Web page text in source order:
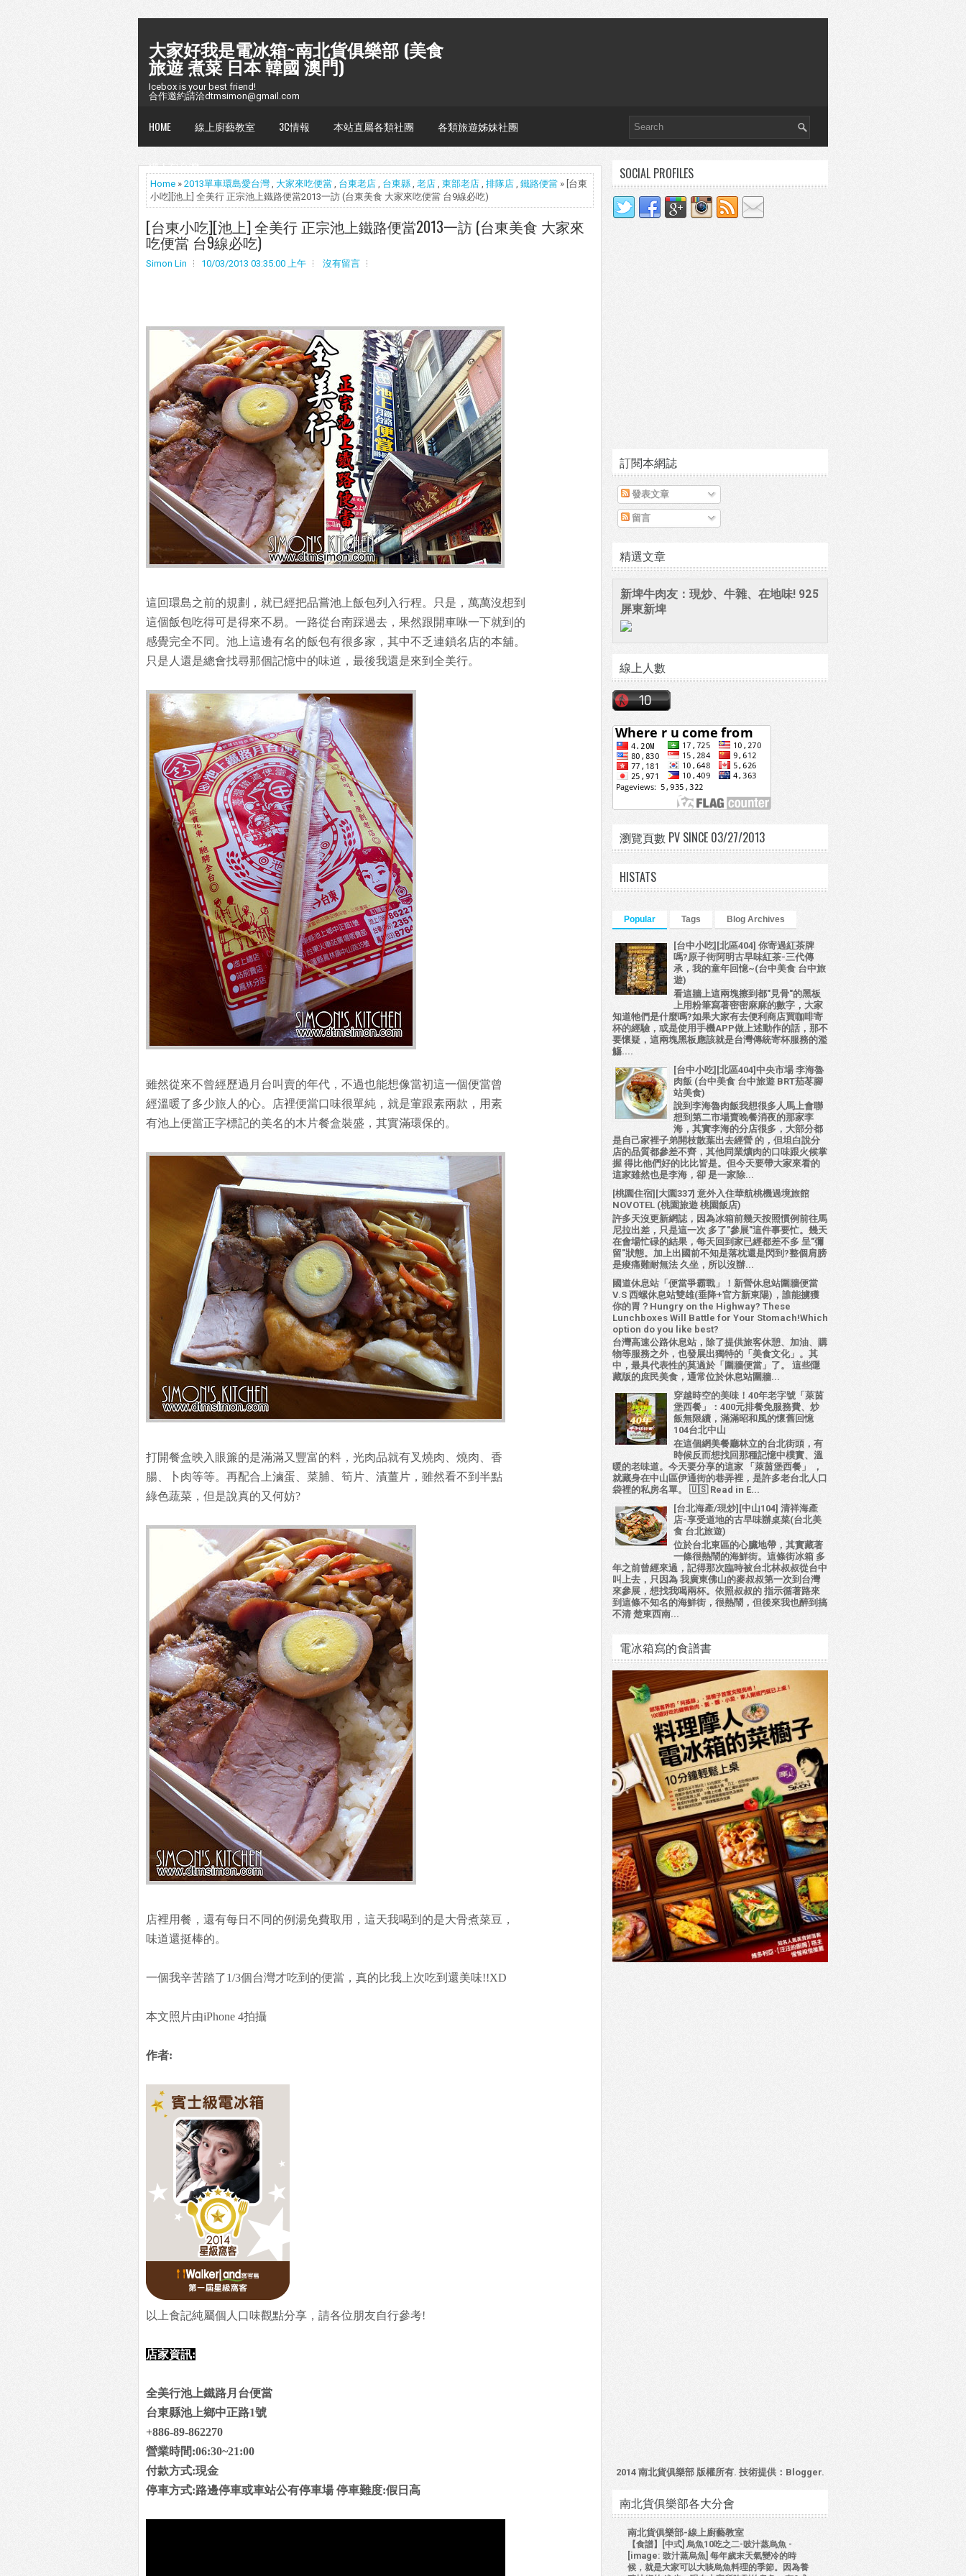
大家好我是電冰箱~南北貨俱樂部 (美食
旅遊 煮菜 日本 韓國 澳門)
Icebox is your best friend!
合作邀約請洽dtmsimon@gmail.com
HOME 線上廚藝教室 3C情報 本站直屬各類社團 各類旅遊姊妹社團
懶人包台灣
Home » 2013單車環島愛台灣 , 大家來吃便當 , 台東老店 , 台東縣 , 老店 , 東部老店 , 排隊店 , 鐵路便當 » [台東
小吃][池上] 全美行 正宗池上鐵路便當2013一訪 (台東美食 大家來吃便當 台9線必吃)
[台東小吃][池上] 全美行 正宗池上鐵路便當2013一訪 (台東美食 大家來
吃便當 台9線必吃)
Simon Lin 10/03/2013 03:35:00 上午 沒有留言
這回環島之前的規劃，就已經把品嘗池上飯包列入行程。只是，萬萬沒想到
這個飯包吃得可是得來不易。一路從台南踩過去，果然跟開車咻一下就到的
感覺完全不同。池上這邊有名的飯包有很多家，其中不乏連鎖名店的本舖。
只是人還是總會找尋那個記憶中的味道，最後我還是來到全美行。
雖然從來不曾經歷過月台叫賣的年代，不過也能想像當初這一個便當曾
經溫暖了多少旅人的心。店裡便當口味很單純，就是葷跟素兩款，用素
有池上便當正字標記的美名的木片餐盒裝盛，其實滿環保的。
打開餐盒映入眼簾的是滿滿又豐富的料，光肉品就有叉燒肉、燒肉、香
腸、卜肉等等。再配合上滷蛋、菜脯、筍片、漬薑片，雖然看不到半點
綠色蔬菜，但是說真的又何妨?
店裡用餐，還有每日不同的例湯免費取用，這天我喝到的是大骨煮菜豆，
味道還挺棒的。
一個我辛苦踏了1/3個台灣才吃到的便當，真的比我上次吃到還美味!!XD
本文照片由iPhone 4拍攝
作者:
以上食記純屬個人口味觀點分享，請各位朋友自行參考!
店家資訊:
全美行池上鐵路月台便當
台東縣池上鄉中正路1號
+886-89-862270
營業時間:06:30~21:00
付款方式:現金
停車方式:路邊停車或車站公有停車場 停車難度:假日高
SOCIAL PROFILES
訂閱本網誌
發表文章
留言
精選文章
新埤牛肉友：現炒、牛雜、在地味! 925
屏東新埤
線上人數
瀏覽頁數 PV SINCE 03/27/2013
HISTATS
Popular Tags Blog Archives
[台中小吃][北區404] 你寄過紅茶牌
嗎?原子街阿明古早味紅茶-三代傳
承，我的童年回憶~(台中美食 台中旅
遊)
看這牆上這兩塊擦到都"見骨"的黑板
上用粉筆寫著密密麻麻的數字，大家
知道牠們是什麼嗎?如果大家有去便利商店買咖啡寄
杯的經驗，或是使用手機APP做上述動作的話，那不
要懷疑，這兩塊黑板應該就是台灣傳統寄杯服務的濫
觴....
[台中小吃][北區404]中央市場 李海魯
肉飯 (台中美食 台中旅遊 BRT茄苳腳
站美食)
說到李海魯肉飯我想很多人馬上會聯
想到第二市場賣晚餐消夜的那家李
海，其實李海的分店很多，大部分都
是自己家裡子弟開枝散葉出去經營 的，但坦白說分
店的品質都參差不齊，其他同業爌肉的口味跟火候掌
握 得比他們好的比比皆是。但今天要帶大家來看的
這家雖然也是李海，卻 是一家除...
[桃園住宿][大園337] 意外入住華航桃機過境旅館
NOVOTEL (桃園旅遊 桃園飯店)
許多天沒更新網誌，因為冰箱前幾天按照慣例前往馬
尼拉出差，只是這一次 多了"參展"這件事要忙。幾天
在會場忙碌的結果，每天回到家已經都差不多 呈"彌
留"狀態。加上出國前不知是落枕還是閃到?整個肩膀
是痠痛難耐無法 久坐，所以沒辦...
國道休息站「便當爭霸戰」！新營休息站圍牆便當
V.S 西螺休息站雙雄(垂降+官方新東陽)，誰能擄獲
你的胃？Hungry on the Highway? These
Lunchboxes Will Battle for Your Stomach!Which
option do you like best?
台灣高速公路休息站，除了提供旅客休憩、加油、購
物等服務之外，也發展出獨特的「美食文化」。其
中，最具代表性的莫過於「圍牆便當」了。 這些隱
藏版的庶民美食，通常位於休息站圍牆...
穿越時空的美味！40年老字號「萊茵
堡西餐」：400元排餐免服務費、炒
飯無限續，滿滿昭和風的懷舊回憶
104台北中山
在這個網美餐廳林立的台北街頭，有
時候反而想找回那種記憶中樸實、溫
暖的老味道。今天要分享的這家 「萊茵堡西餐」 ，
就藏身在中山區伊通街的巷弄裡，是許多老台北人口
袋裡的私房名單。 🇺🇸 Read in E...
[台北海產/現炒][中山104] 清祥海產
店-享受道地的古早味辦桌菜(台北美
食 台北旅遊)
位於台北東區的心臟地帶，其實藏著
一條很熱鬧的海鮮街。這條街冰箱 多
年之前曾經來過，記得那次臨時被台北林叔叔從台中
叫上去，只因為 我廣東佛山的麥叔叔第一次到台灣
來參展，想找我喝兩杯。依照叔叔的 指示循著路來
到這條不知名的海鮮街，很熱鬧，但後來我也醉到搞
不清 楚東西南...
電冰箱寫的食譜書
2014 南北貨俱樂部 版權所有. 技術提供： Blogger.
南北貨俱樂部各大分會
南北貨俱樂部-線上廚藝教室
【食譜】[中式] 烏魚10吃之二-豉汁蒸烏魚 -
[image: 豉汁蒸烏魚] 每年歲末天氣變冷的時
候，就是大家可以大啖烏魚料理的季節。因為養